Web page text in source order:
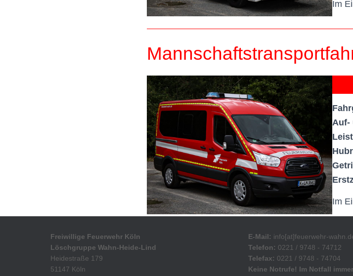
Im
Auf-
Im
Freiwillige Feuerwehr Köln
Löschgruppe Wahn-Heide-Lind
Heidestraße 179
51147 Köln
E-Mail: info[at]feuerwehr-
Telefon: 0221 / 9748 - 74712
Telefax: 0221 / 9748 - 74704
Keine Notrufe! Im Notfall